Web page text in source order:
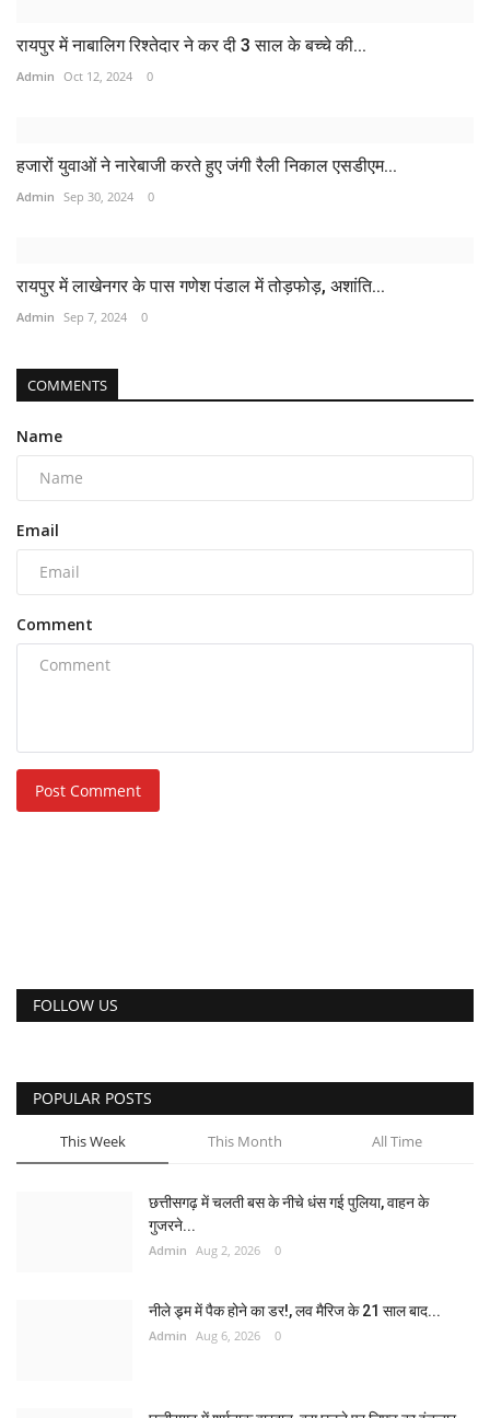
रायपुर में नाबालिग रिश्तेदार ने कर दी 3 साल के बच्चे की...
Admin Oct 12, 2024 0
हजारों युवाओं ने नारेबाजी करते हुए जंगी रैली निकाल एसडीएम...
Admin Sep 30, 2024 0
रायपुर में लाखेनगर के पास गणेश पंडाल में तोड़फोड़, अशांति...
Admin Sep 7, 2024 0
COMMENTS
Name
Email
Comment
Post Comment
FOLLOW US
POPULAR POSTS
This Week This Month All Time
छत्तीसगढ़ में चलती बस के नीचे धंस गई पुलिया, वाहन के
गुजरने...
Admin Aug 2, 2026 0
नीले ड्र्म में पैक होने का डर!, लव मैरिज के 21 साल बाद...
Admin Aug 6, 2026 0